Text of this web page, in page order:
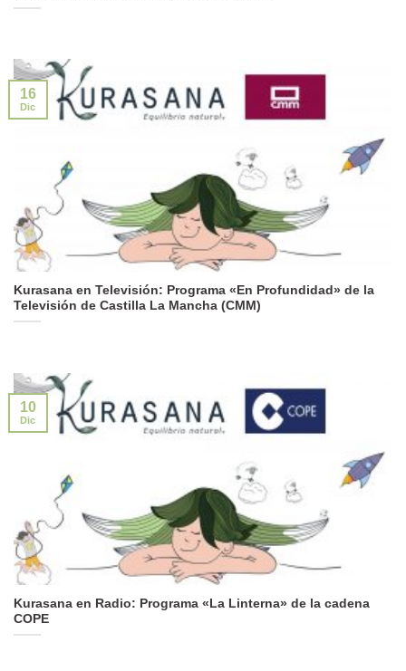
Kurasana en Televisión: Programa «En Profundidad» de la
Televisión de Castilla La Mancha (CMM)
16
Dic
Kurasana en Radio: Programa «La Linterna» de la cadena
COPE
10
Dic